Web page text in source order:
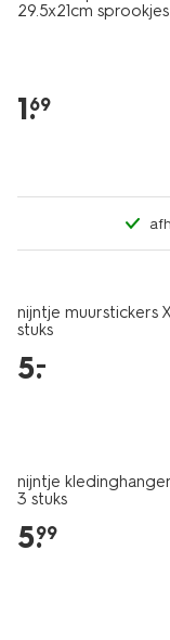
29.5x21cm sprookjes
1.
69
nijntje muurstickers
stuks
5.
–
nijntje
3 stuks
5.
99